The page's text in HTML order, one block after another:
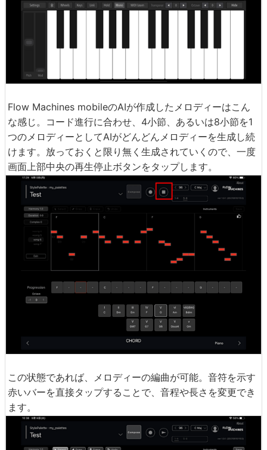
Flow Machines mobileのAIが作成したメロディーはこん
な感じ。コード進行に合わせ、4小節、あるいは8小節を1
つのメロディーとしてAIがどんどんメロディーを生成し続
けます。放っておくと限り無く生成されていくので、一度
画面上部中央の再生停止ボタンをタップします。
この状態であれば、メロディーの編曲が可能。音符を示す
赤いバーを直接タップすることで、音程や長さを変更でき
ます。